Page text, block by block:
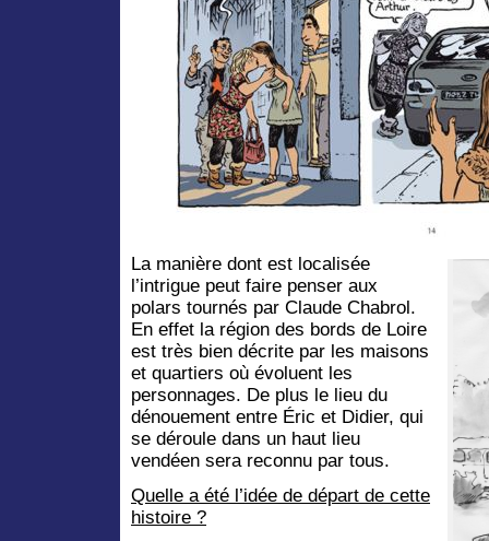
La manière dont est localisée
l’intrigue peut faire penser aux
polars tournés par Claude Chabrol.
En effet la région des bords de Loire
est très bien décrite par les maisons
et quartiers où évoluent les
personnages. De plus le lieu du
dénouement entre Éric et Didier, qui
se déroule dans un haut lieu
vendéen sera reconnu par tous.
Quelle a été l’idée de départ de cette
histoire ?